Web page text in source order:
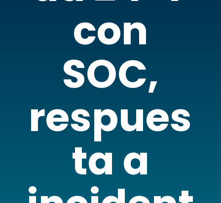
con
SOC,
respues
ta a